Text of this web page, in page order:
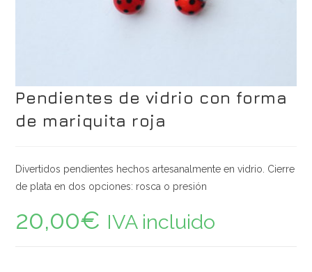
Pendientes de vidrio con forma
de mariquita roja
Divertidos pendientes hechos artesanalmente en vidrio. Cierre
de plata en dos opciones: rosca o presión
20,00€ IVA incluido